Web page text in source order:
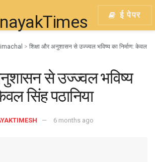
ई पेपर
> शिक्षा और अनुशासन से उज्ज्वल भविष्य का निर्माण: केवल
से उज्ज्वल भविष्य
सिंह पठानिया
6 months ago